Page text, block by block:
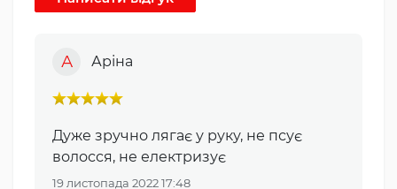
А Аріна
Дуже зручно лягає у руку, не псує
волосся, не електризує
19 листопада 2022 17:48